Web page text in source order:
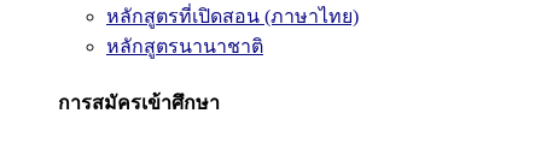
หลักสูตรที่เปิดสอน (ภาษาไทย)
หลักสูตรนานาชาติ
การสมัครเข้าศึกษา